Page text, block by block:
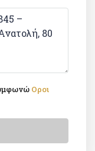
Οροι